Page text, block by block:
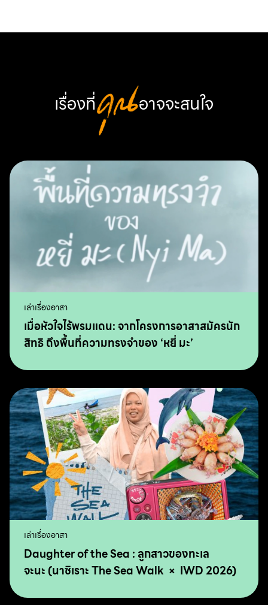
เรื่องที่คุณ อาจจะสนใจ
เล่าเรื่องอาสา
เมื่อหัวใจไร้พรมแดน: จากโครงการอาสาสมัครนัก
สิทธิ ถึงพื้นที่ความทรงจำของ ‘หยี่ มะ’
เล่าเรื่องอาสา
Daughter of the Sea : ลูกสาวของทะเล
จะนะ (นาซิเราะ The Sea Walk × IWD 2026)